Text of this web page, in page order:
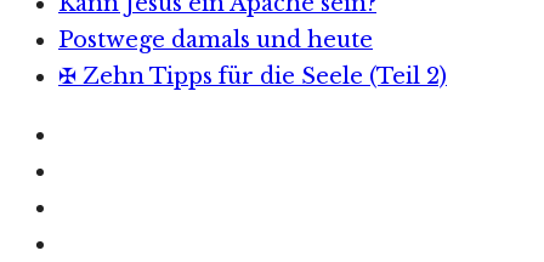
Postwege damals und heute
✠ Zehn Tipps für die Seele (Teil 2)